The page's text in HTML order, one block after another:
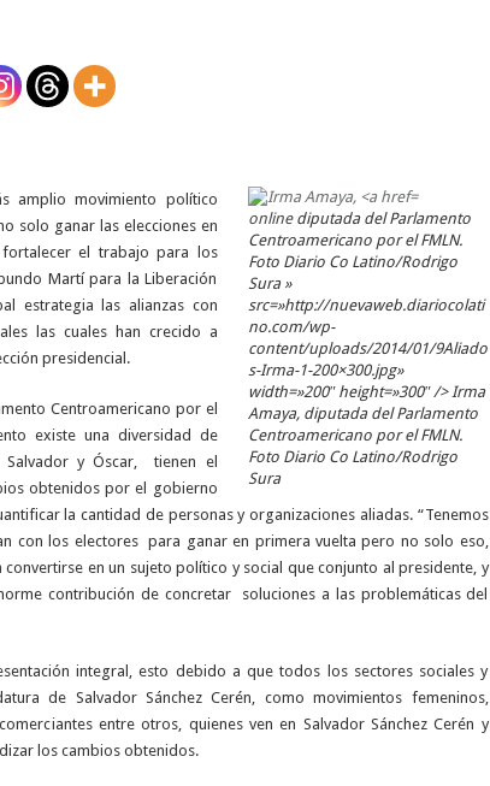
onlinediputada del Parlamento
Centroamericano por el FMLN.
Foto Diario Co Latino/Rodrigo
Sura »
src=»http://nuevaweb.diariocolati
no.com/wp-
content/uploads/2014/01/9Aliado
s-Irma-1-200×300.jpg»
width=»200″ height=»300″ /> Irma
Amaya, diputada del Parlamento
Centroamericano por el FMLN.
Foto Diario Co Latino/Rodrigo
Sura
amplio movimiento político
solo ganar las elecciones en
el trabajo para los
Martí para la Liberación
estrategia las alianzas con
las cuales han crecido a
presidencial.
Centroamericano por el
existe una diversidad de
Salvador y Óscar, tienen el
obtenidos por el gobierno
la cantidad de personas y organizaciones aliadas. “Tenemos
con los electores para ganar en primera vuelta pero no solo eso,
en un sujeto político y social que conjunto al presidente, y
contribución de concretar soluciones a las problemáticas del
integral, esto debido a que todos los sectores sociales y
de Salvador Sánchez Cerén, como movimientos femeninos,
entre otros, quienes ven en Salvador Sánchez Cerén y
los cambios obtenidos.